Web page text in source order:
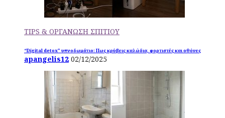
TIPS & ΟΡΓΑΝΩΣΗ ΣΠΙΤΙΟΥ
“Digital detox” υπνοδωμάτιο: Πως κρύβεις καλώδια, φορτιστές και οθόνες
apangelis12 02/12/2025